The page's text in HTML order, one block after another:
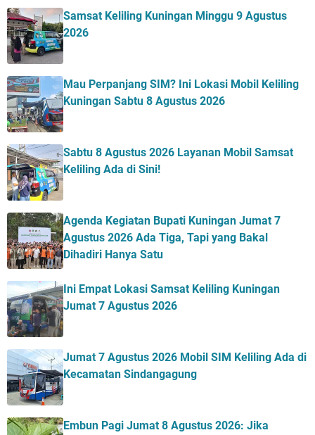
Samsat Keliling Kuningan Minggu 9 Agustus
2026
Mau Perpanjang SIM? Ini Lokasi Mobil Keliling
Kuningan Sabtu 8 Agustus 2026
Sabtu 8 Agustus 2026 Layanan Mobil Samsat
Keliling Ada di Sini!
Agenda Kegiatan Bupati Kuningan Jumat 7
Agustus 2026 Ada Tiga, Tapi yang Bakal
Dihadiri Hanya Satu
Ini Empat Lokasi Samsat Keliling Kuningan
Jumat 7 Agustus 2026
Jumat 7 Agustus 2026 Mobil SIM Keliling Ada di
Kecamatan Sindangagung
Embun Pagi Jumat 8 Agustus 2026: Jika